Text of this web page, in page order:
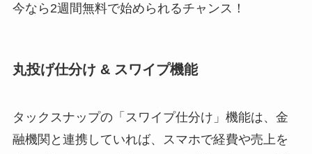
今なら2週間無料で始められるチャンス！
丸投げ仕分け & スワイプ機能
タックスナップの「スワイプ仕分け」機能は、金
融機関と連携していれば、スマホで経費や売上を